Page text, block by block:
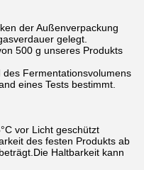
der Außenverpackung
gelegt.
500 g unseres Produkts
Fermentationsvolumens
eines Tests bestimmt.
vor Licht geschützt
des festen Produkts ab
Haltbarkeit kann